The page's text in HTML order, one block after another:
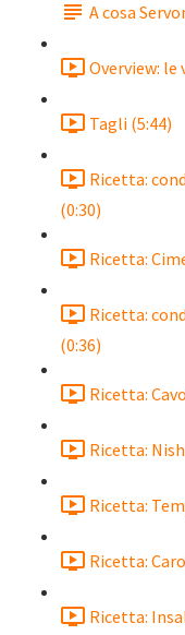
A cosa
Overview: le
Tagli (5:44)
Ricetta:
(0:30)
Ricetta:
Ricetta:
(0:36)
Ricetta:
Ricetta:
Ricetta:
Ricetta:
Ricetta: